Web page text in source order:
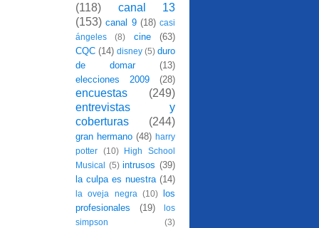
(118)
canal 13
(153) canal 9 (18) casi
ángeles
(8) cine
(63)
CQC (14) disney (5) duro
de domar
(13)
elecciones 2009
(28)
encuestas
(249)
entrevistas y
coberturas
(244)
gran hermano (48) harry
potter
(10)
High School
Musical (5) intrusos (39)
la culpa es nuestra (14)
la oveja negra (10) los
profesionales
(19)
los
simpson
(3)